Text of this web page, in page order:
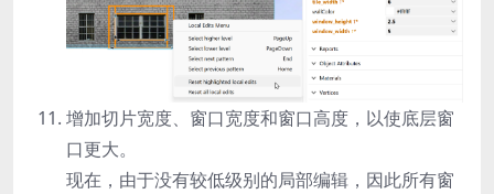
增加切片宽度、窗口宽度和窗口高度，以使底层窗
口更大。
现在，由于没有较低级别的局部编辑，因此所有窗